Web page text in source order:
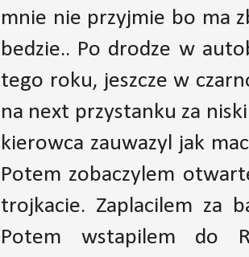
mnie nie przyjmie bo ma
bedzie.. Po drodze w
tego roku, jeszcze w
na next przystanku za
kierowca zauwazyl jak
Potem zobaczylem
trojkacie. Zaplacilem za
Potem wstapilem do